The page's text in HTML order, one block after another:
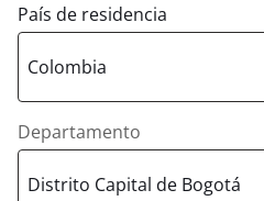
País de residencia
Departamento